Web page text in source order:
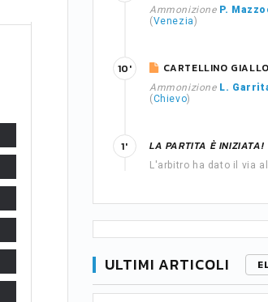
Ammonizione P.
(Venezia)
CARTELLINO GIALLO
Ammonizione L.
(Chievo)
10'
LA PARTITA È INIZIATA!
L'arbitro ha dato il via
1'
ULTIMI ARTICOLI